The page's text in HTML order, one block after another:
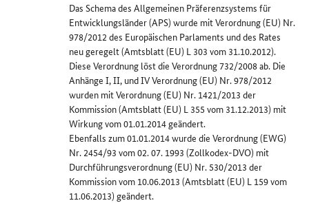
Das Schema des Allgemeinen Präferenzsystems für
Entwicklungsländer (APS) wurde mit Verordnung (EU) Nr.
978/2012 des Europäischen Parlaments und des Rates
neu geregelt (Amtsblatt (EU) L 303 vom 31.10.2012).
Diese Verordnung löst die Verordnung 732/2008 ab. Die
Anhänge I, II, und IV Verordnung (EU) Nr. 978/2012
wurden mit Verordnung (EU) Nr. 1421/2013 der
Kommission (Amtsblatt (EU) L 355 vom 31.12.2013) mit
Wirkung vom 01.01.2014 geändert.
Ebenfalls zum 01.01.2014 wurde die Verordnung (EWG)
Nr. 2454/93 vom 02. 07. 1993 (Zollkodex-DVO) mit
Durchführungsverordnung (EU) Nr. 530/2013 der
Kommission vom 10.06.2013 (Amtsblatt (EU) L 159 vom
11.06.2013) geändert.